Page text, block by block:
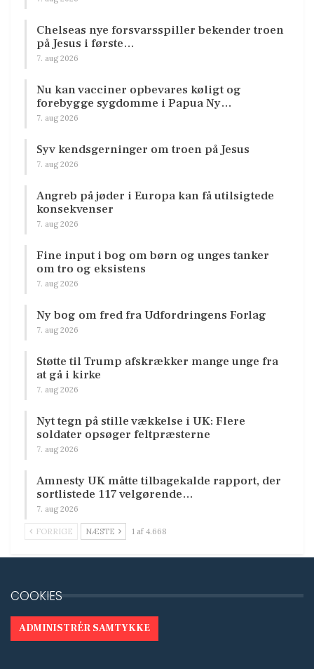
Chelseas nye forsvarsspiller bekender troen
på Jesus i første…
7. aug 2026
Nu kan vacciner opbevares køligt og
forebygge sygdomme i Papua Ny…
7. aug 2026
Syv kendsgerninger om troen på Jesus
7. aug 2026
Angreb på jøder i Europa kan få utilsigtede
konsekvenser
7. aug 2026
Fine input i bog om børn og unges tanker
om tro og eksistens
7. aug 2026
Ny bog om fred fra Udfordringens Forlag
7. aug 2026
Støtte til Trump afskrækker mange unge fra
at gå i kirke
7. aug 2026
Nyt tegn på stille vækkelse i UK: Flere
soldater opsøger feltpræsterne
7. aug 2026
Amnesty UK måtte tilbagekalde rapport, der
sortlistede 117 velgørende…
7. aug 2026
FORRIGE NÆSTE 1 af 4.668
COOKIES
ADMINISTRÉR SAMTYKKE